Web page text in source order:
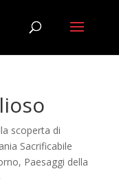
scoperta di
Sacrificabile
, Paesaggi della